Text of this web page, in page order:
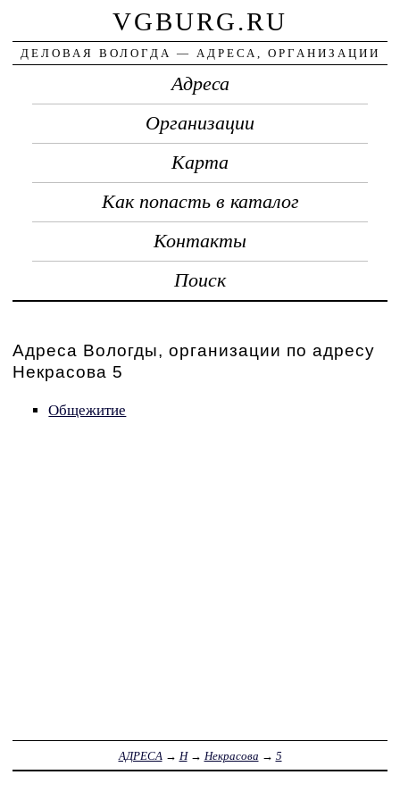
VGBURG.RU
ДЕЛОВАЯ ВОЛОГДА — АДРЕСА, ОРГАНИЗАЦИИ
Адреса
Организации
Карта
Как попасть в каталог
Контакты
Поиск
Адреса Вологды, организации по адресу
Некрасова 5
Общежитие
АДРЕСА → Н→ Некрасова → 5